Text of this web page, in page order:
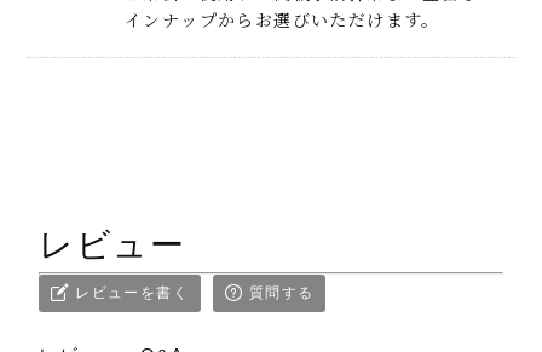
インナップからお選びいただけます。
レビュー
レビューを書く 質問する